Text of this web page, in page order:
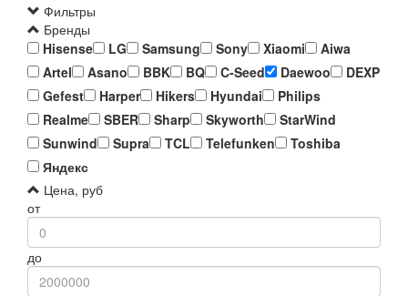
Фильтры
Бренды
Hisense
LG Samsung Sony Xiaomi
Aiwa
Artel
Asano BBK BQ C-Seed Daewoo
DEXP
Gefest
Harper Hikers Hyundai
Philips
Realme
SBER Sharp Skyworth
StarWind
Sunwind
Supra TCL Telefunken
Toshiba
Яндекс
Цена, руб
от
до